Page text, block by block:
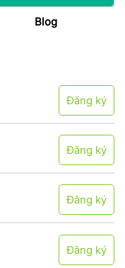
Blog
Đăng ký
Đăng ký
Đăng ký
Đăng ký